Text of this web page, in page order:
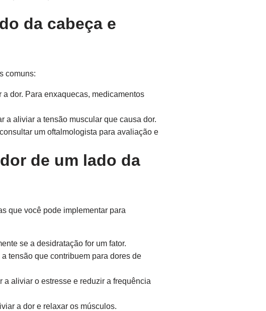
da cabeça e
comuns:
dor. Para enxaquecas, medicamentos
a aliviar a tensão muscular que causa dor.
um oftalmologista para avaliação e
de um lado da
que você pode implementar para
se a desidratação for um fator.
tensão que contribuem para dores de
aliviar o estresse e reduzir a frequência
a dor e relaxar os músculos.